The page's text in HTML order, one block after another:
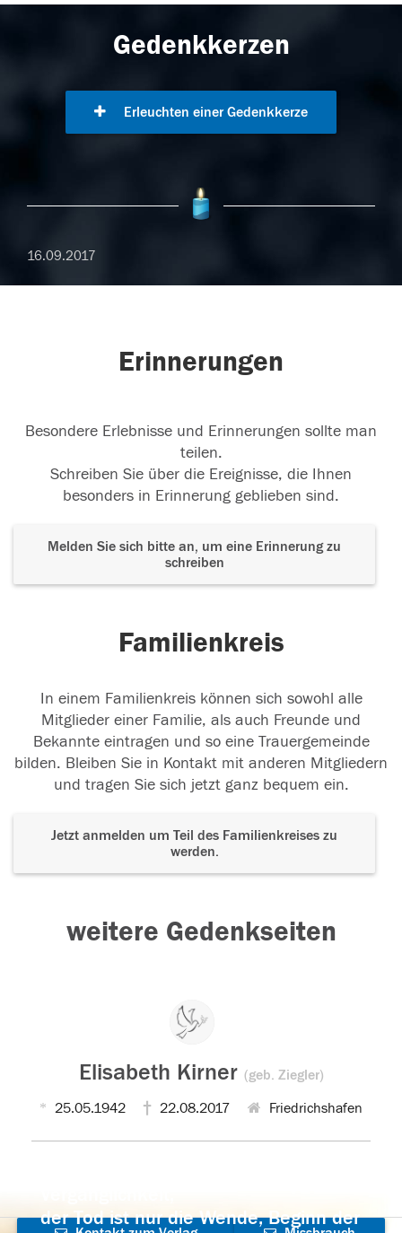
Gedenkkerzen
Erleuchten einer Gedenkkerze
16.09.2017
Erinnerungen
Besondere Erlebnisse und Erinnerungen sollte man
teilen.
Schreiben Sie über die Ereignisse, die Ihnen
besonders in Erinnerung geblieben sind.
Melden Sie sich bitte an, um eine Erinnerung zu
schreiben
Familienkreis
In einem Familienkreis können sich sowohl alle
Mitglieder einer Familie, als auch Freunde und
Bekannte eintragen und so eine Trauergemeinde
bilden. Bleiben Sie in Kontakt mit anderen Mitgliedern
und tragen Sie sich jetzt ganz bequem ein.
Jetzt anmelden um Teil des Familienkreises zu
werden.
weitere Gedenkseiten
Elisabeth Kirner (geb. Ziegler)
25.05.1942 22.08.2017 Friedrichshafen
der Tod ist nur die Wende, Beginn der